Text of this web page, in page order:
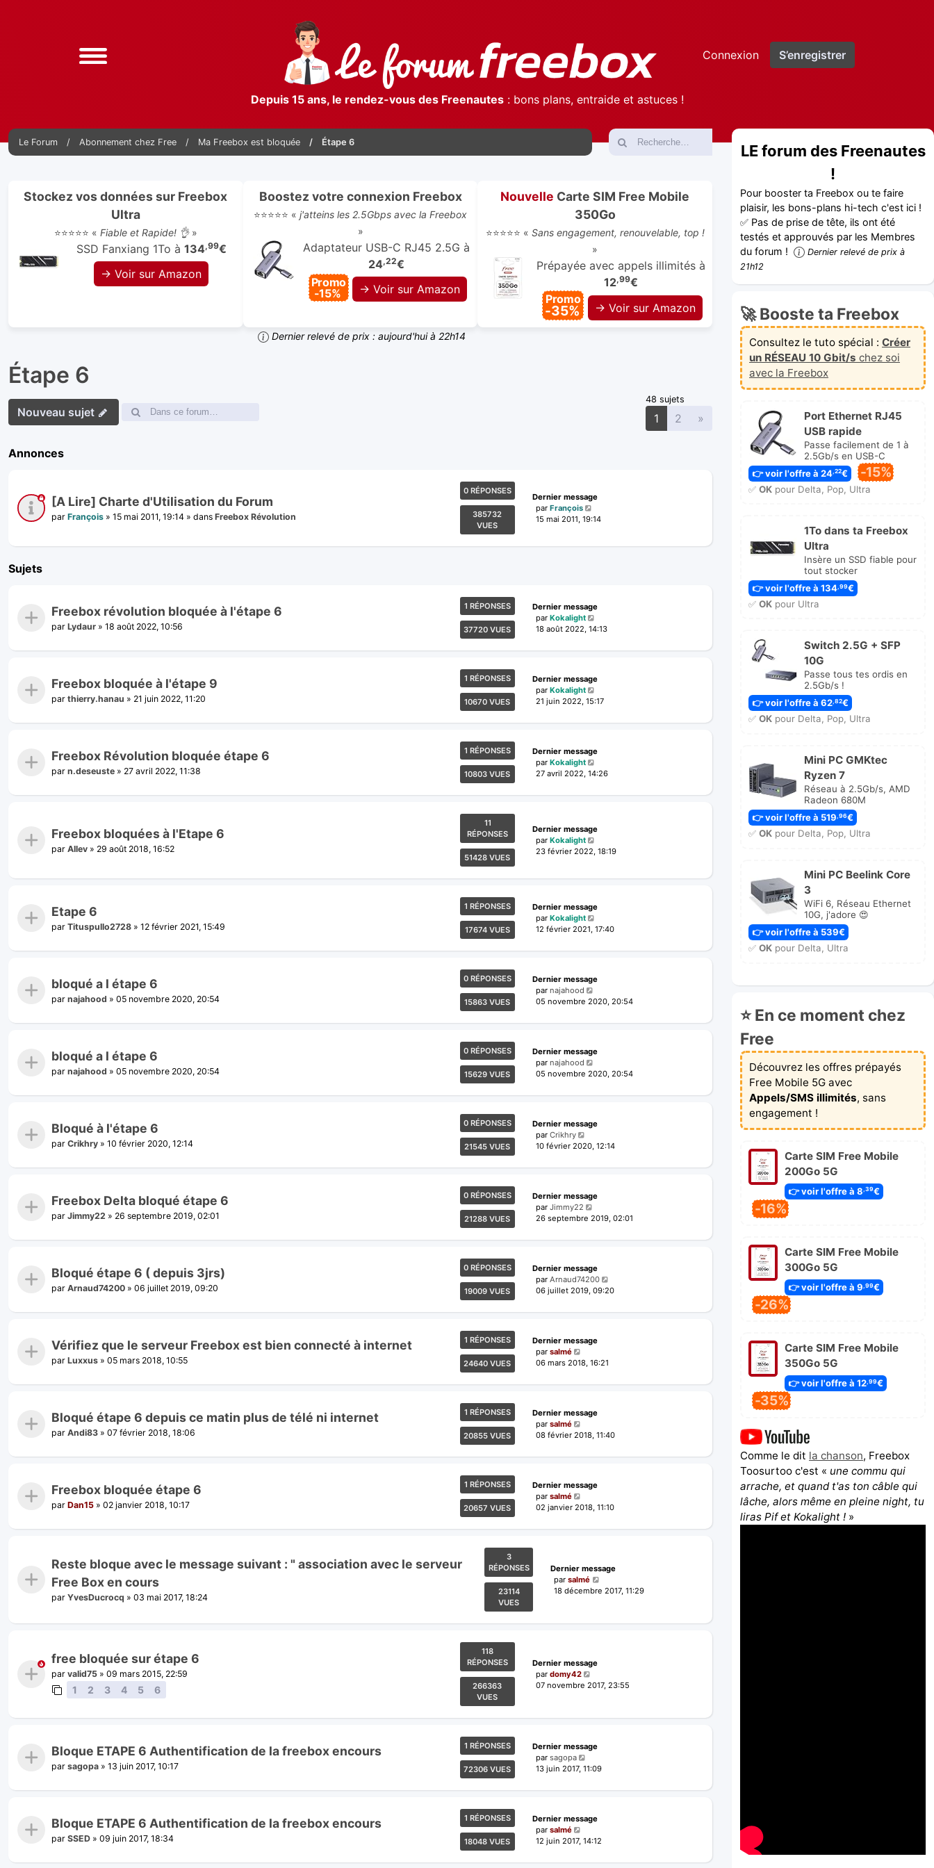
Connexion S’enregistrer
Depuis 15 ans, le rendez-vous des Freenautes: bons plans, entraide et astuces !
Le Forum Abonnement chez Free Ma Freebox est bloquée Étape 6
Stockez vos données sur Freebox
Ultra
⭐⭐⭐⭐⭐ « Fiable et Rapide! 👌»
SSD Fanxiang 1To à 134,99€
→ Voir sur Amazon
Boostez votre connexion Freebox
⭐⭐⭐⭐⭐ « j'atteins les 2.5Gbps avec la Freebox
»
Adaptateur USB-C RJ45 2.5G à
24,22€
Promo
-15%
→ Voir sur Amazon
Nouvelle Carte SIM Free Mobile
350Go
⭐⭐⭐⭐⭐ « Sans engagement, renouvelable, top !
»
Prépayée avec appels illimités à
12,99€
Promo
-35% → Voir sur Amazon
Dernier relevé de prix : aujourd'hui à 22h14
Étape 6
Nouveau sujet
48 sujets
1 2 »
Annonces
[A Lire] Charte d'Utilisation du Forum
par François » 15 mai 2011, 19:14 » dans Freebox Révolution
0 RÉPONSES
385732
VUES
Dernier message
par François
15 mai 2011, 19:14
Sujets
Freebox révolution bloquée à l'étape 6
par Lydaur » 18 août 2022, 10:56
1 RÉPONSES
37720 VUES
Dernier message
par Kokalight
18 août 2022, 14:13
Freebox bloquée à l'étape 9
par thierry.hanau » 21 juin 2022, 11:20
1 RÉPONSES
10670 VUES
Dernier message
par Kokalight
21 juin 2022, 15:17
Freebox Révolution bloquée étape 6
par n.deseuste » 27 avril 2022, 11:38
1 RÉPONSES
10803 VUES
Dernier message
par Kokalight
27 avril 2022, 14:26
Freebox bloquées à l'Etape 6
par Allev » 29 août 2018, 16:52
11
RÉPONSES
51428 VUES
Dernier message
par Kokalight
23 février 2022, 18:19
Etape 6
par Tituspullo2728 » 12 février 2021, 15:49
1 RÉPONSES
17674 VUES
Dernier message
par Kokalight
12 février 2021, 17:40
bloqué a l étape 6
par najahood » 05 novembre 2020, 20:54
0 RÉPONSES
15863 VUES
Dernier message
par najahood
05 novembre 2020, 20:54
bloqué a l étape 6
par najahood » 05 novembre 2020, 20:54
0 RÉPONSES
15629 VUES
Dernier message
par najahood
05 novembre 2020, 20:54
Bloqué à l'étape 6
par Crikhry » 10 février 2020, 12:14
0 RÉPONSES
21545 VUES
Dernier message
par Crikhry
10 février 2020, 12:14
Freebox Delta bloqué étape 6
par Jimmy22 » 26 septembre 2019, 02:01
0 RÉPONSES
21288 VUES
Dernier message
par Jimmy22
26 septembre 2019, 02:01
Bloqué étape 6 ( depuis 3jrs)
par Arnaud74200 » 06 juillet 2019, 09:20
0 RÉPONSES
19009 VUES
Dernier message
par Arnaud74200
06 juillet 2019, 09:20
Vérifiez que le serveur Freebox est bien connecté à internet
par Luxxus » 05 mars 2018, 10:55
1 RÉPONSES
24640 VUES
Dernier message
par salmé
06 mars 2018, 16:21
Bloqué étape 6 depuis ce matin plus de télé ni internet
par Andi83 » 07 février 2018, 18:06
1 RÉPONSES
20855 VUES
Dernier message
par salmé
08 février 2018, 11:40
Freebox bloquée étape 6
par Dan15 » 02 janvier 2018, 10:17
1 RÉPONSES
20657 VUES
Dernier message
par salmé
02 janvier 2018, 11:10
Reste bloque avec le message suivant : " association avec le serveur
Free Box en cours
par YvesDucrocq » 03 mai 2017, 18:24
3
RÉPONSES
23114
VUES
Dernier message
parsalmé
18 décembre 2017, 11:29
free bloquée sur étape 6
par valid75 » 09 mars 2015, 22:59
1 2 3 4 5 6
118
RÉPONSES
266363
VUES
Dernier message
par domy42
07 novembre 2017, 23:55
Bloque ETAPE 6 Authentification de la freebox encours
par sagopa » 13 juin 2017, 10:17
1 RÉPONSES
72306 VUES
Dernier message
par sagopa
13 juin 2017, 11:09
Bloque ETAPE 6 Authentification de la freebox encours
par SSED » 09 juin 2017, 18:34
1 RÉPONSES
18048 VUES
Dernier message
par salmé
12 juin 2017, 14:12
LE forum des Freenautes
!
Pour booster ta Freebox ou te faire
plaisir, les bons-plans hi-tech c'est ici !
✅ Pas de prise de tête, ils ont été
testés et approuvés par les Membres
du forum !
Dernier relevé de prix à
21h12
🚀 Booste ta Freebox
Consultez le tuto spécial : Créer
un RÉSEAU 10 Gbit/s chez soi
avec la Freebox
Port Ethernet RJ45
USB rapide
Passe facilement de 1 à
2.5Gb/s en USB-C
👉 voir l'offre à 24,22€ -15%
✅ OKpour Delta, Pop, Ultra
1To dans ta Freebox
Ultra
Insère un SSD fiable pour
tout stocker
👉 voir l'offre à 134 ,99€
✅ OKpour Ultra
Switch 2.5G + SFP
10G
Passe tous tes ordis en
2.5Gb/s !
👉 voir l'offre à 62,82€
✅ OKpour Delta, Pop, Ultra
Mini PC GMKtec
Ryzen 7
Réseau à 2.5Gb/s, AMD
Radeon 680M
👉 voir l'offre à 519,96€
✅ OKpour Delta, Pop, Ultra
Mini PC Beelink Core
3
WiFi 6, Réseau Ethernet
10G, j'adore 😍
👉 voir l'offre à 539€
✅ OKpour Delta, Ultra
⭐ En ce moment chez
Free
Découvrez les offres prépayés
Free Mobile 5G avec
Appels/SMS illimités, sans
engagement !
Carte SIM Free Mobile
200Go 5G
👉 voir l'offre à 8,39€
-16%
Carte SIM Free Mobile
300Go 5G
👉 voir l'offre à 9 ,99€
-26%
Carte SIM Free Mobile
350Go 5G
👉 voir l'offre à 12,99€
-35%
Comme le dit la chanson, Freebox
Toosurtoo c'est « une commu qui
arrache, et quand t'as ton câble qui
lâche, alors même en pleine night, tu
liras Pif et Kokalight ! »